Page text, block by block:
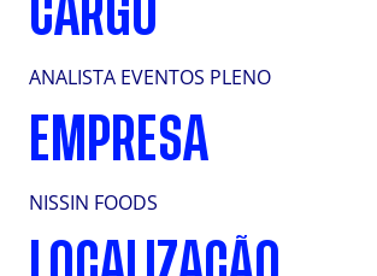
CARGO
ANALISTA EVENTOS PLENO
EMPRESA
NISSIN FOODS
LOCALIZAÇÃO